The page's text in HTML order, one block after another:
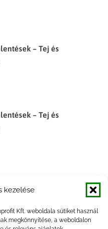
kezelése
Kft. weboldala sütiket használ
megkönnyítése, a weboldalon
– Tej és
– Tej és